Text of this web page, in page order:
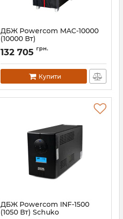
ДБЖ Powercom MAC-10000
(10000 Вт)
Артикул: 10070143
132 705 грн.
Купити
ДБЖ Powercom INF-1500
(1050 Вт) Schuko